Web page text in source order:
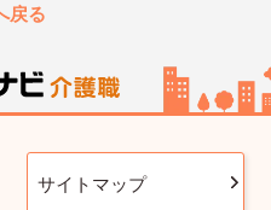
戻る
サイトマップ